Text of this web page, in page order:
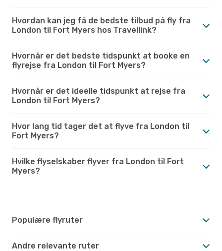
Hvordan kan jeg få de bedste tilbud på fly fra
London til Fort Myers hos Travellink?
Hvornår er det bedste tidspunkt at booke en
flyrejse fra London til Fort Myers?
Hvornår er det ideelle tidspunkt at rejse fra
London til Fort Myers?
Hvor lang tid tager det at flyve fra London til
Fort Myers?
Hvilke flyselskaber flyver fra London til Fort
Myers?
Populære flyruter
Andre relevante ruter